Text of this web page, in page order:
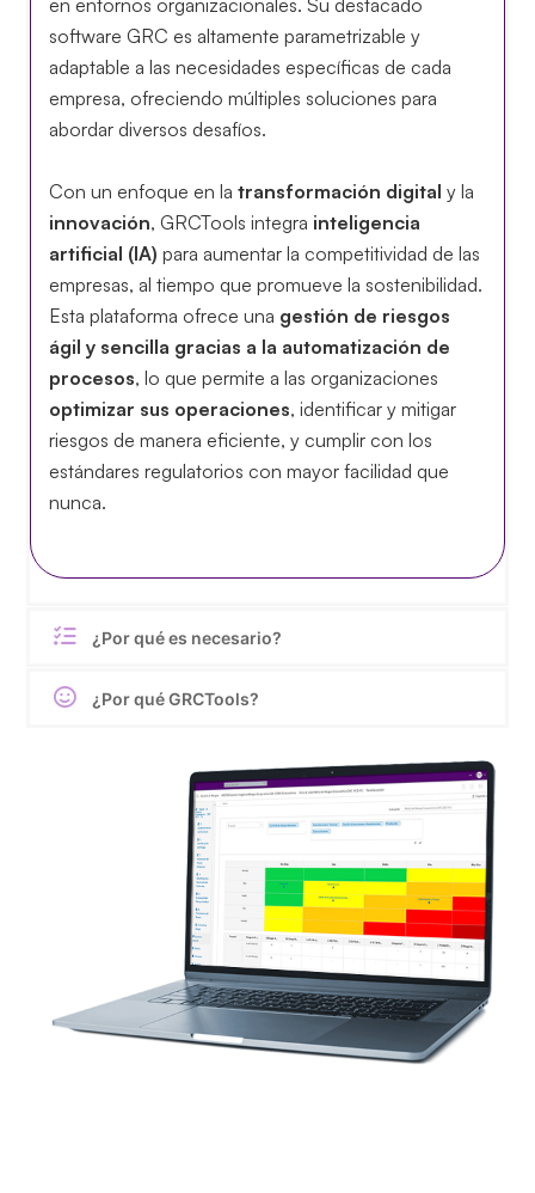
software GRC es altamente parametrizable y
adaptable a las necesidades específicas de cada
empresa, ofreciendo múltiples soluciones para
abordar diversos desafíos.
Con un enfoque en latransformación digital y la
innovación, GRCTools integra inteligencia
artificial (IA) para aumentar la competitividad de las
empresas, al tiempo que promueve la sostenibilidad.
Esta plataforma ofrece una gestión de riesgos
ágil y sencilla gracias a la automatización de
procesos, lo que permite a las organizaciones
optimizar sus operaciones, identificar y mitigar
riesgos de manera eficiente, y cumplir con los
estándares regulatorios con mayor facilidad que
nunca.
¿Por qué es necesario?
¿Por qué GRCTools?